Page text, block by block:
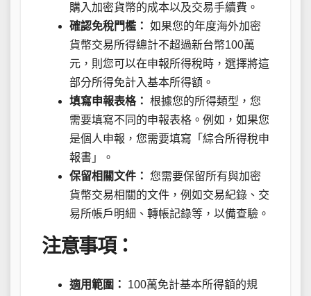
購入加密貨幣的成本以及交易手續費。
確認免稅門檻： 如果您的年度海外加密
貨幣交易所得總計不超過新台幣100萬
元，則您可以在申報所得稅時，選擇將這
部分所得免計入基本所得額。
填寫申報表格： 根據您的所得類型，您
需要填寫不同的申報表格。例如，如果您
是個人申報，您需要填寫「綜合所得稅申
報書」。
保留相關文件： 您需要保留所有與加密
貨幣交易相關的文件，例如交易紀錄、交
易所帳戶明細、轉帳記錄等，以備查驗。
注意事項：
適用範圍：
100萬免計基本所得額的規